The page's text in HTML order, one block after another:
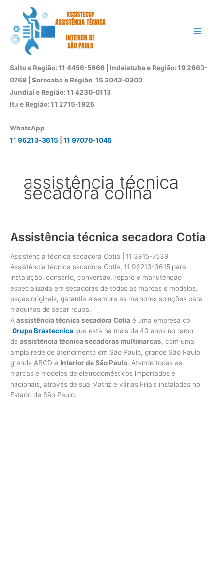
conteúdo
Salto e Região: 11 4456-5666 | Indaiatuba e Região: 19 2660-
0769 | Sorocaba e Região: 15 3042-0300
Jundiaí e Região: 11 4230-0113
Itu e Região: 11 2715-1926
WhatsApp
11 96213-3615
11 97070-1046
assistência técnica
secadora colina
Assistência técnica secadora Cotia
Assistência técnica secadora Cotia | 11 3915-7539
Assistência técnica secadora Cotia, 11 96213-3615 para
instalação, conserto, conversão, reparo e manutenção
especializada em secadoras de todas as marcas e modelos,
peças originais, garantia e sempre as melhores soluções para
máquinas de secar roupa.
Aassistência técnica secadora Cotia é uma empresa do
Grupo Brastecnica que esta há mais de 40 anos no ramo
deassistência técnica secadoras multimarcas, com uma
ampla rede de atendimento em São Paulo, grande São Paulo,
grande ABCD e Interior de São Paulo. Atende todas as
marcas e modelos de eletrodomésticos importados e
nacionais, através de sua Matriz e várias Filiais instaladas no
Estado de São Paulo.